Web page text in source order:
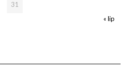
31
« lip